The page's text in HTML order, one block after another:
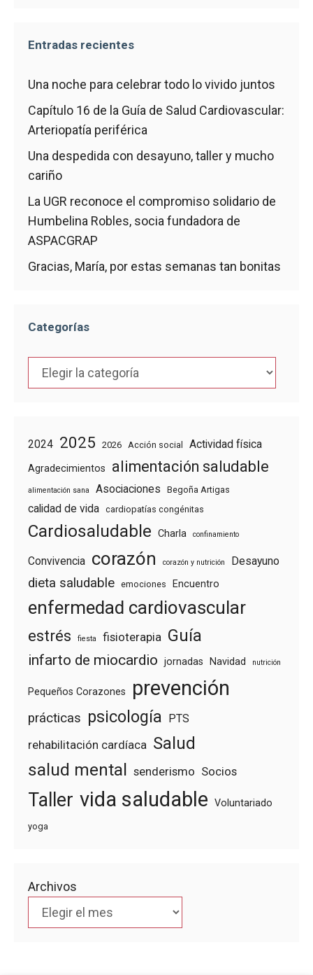
Entradas recientes
Una noche para celebrar todo lo vivido juntos
Capítulo 16 de la Guía de Salud Cardiovascular:
Arteriopatía periférica
Una despedida con desayuno, taller y mucho
cariño
La UGR reconoce el compromiso solidario de
Humbelina Robles, socia fundadora de
ASPACGRAP
Gracias, María, por estas semanas tan bonitas
Categorías
Categorías
2024 2025 2026 Acción social Actividad física
Agradecimientos alimentación saludable
alimentación sana Asociaciones Begoña Artigas
calidad de vida cardiopatías congénitas
Cardiosaludable Charla confinamiento
Convivencia corazón corazón y nutrición Desayuno
dieta saludable emociones Encuentro
enfermedad cardiovascular
estrés fiesta fisioterapia Guía
infarto de miocardio jornadas Navidad nutrición
Pequeños Corazones prevención
prácticas psicología PTS
rehabilitación cardíaca Salud
salud mental senderismo Socios
Taller vida saludable Voluntariado
yoga
Archivos